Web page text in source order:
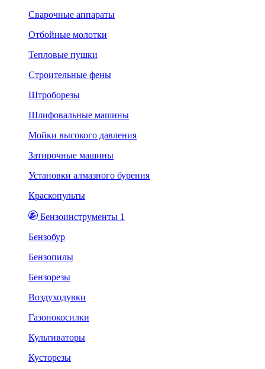
Сварочные аппараты
Отбойные молотки
Тепловые пушки
Строительные фены
Штроборезы
Шлифовальные машины
Мойки высокого давления
Затирочные машины
Установки алмазного бурения
Краскопульты
Бензоинструменты 1
Бензобур
Бензопилы
Бензорезы
Воздуходувки
Газонокосилки
Культиваторы
Кусторезы